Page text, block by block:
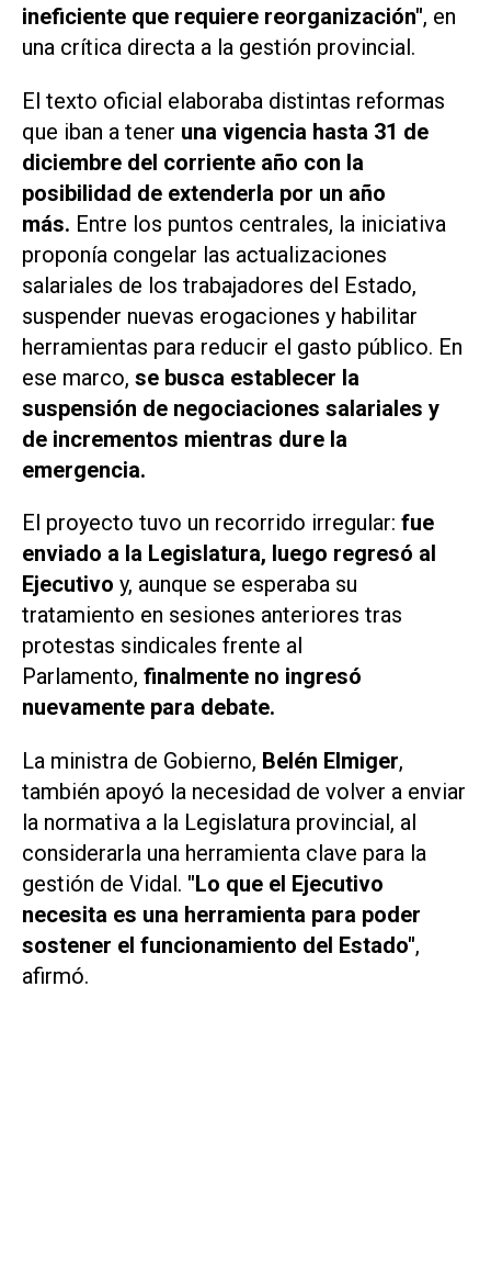
ineficiente que requiere reorganización", en
una crítica directa a la gestión provincial.
El texto oficial elaboraba distintas reformas
que iban a tener una vigencia hasta 31 de
diciembre del corriente año con la
posibilidad de extenderla por un año
más. Entre los puntos centrales, la iniciativa
proponía congelar las actualizaciones
salariales de los trabajadores del Estado,
suspender nuevas erogaciones y habilitar
herramientas para reducir el gasto público. En
ese marco, se busca establecer la
suspensión de negociaciones salariales y
de incrementos mientras dure la
emergencia.
El proyecto tuvo un recorrido irregular: fue
enviado a la Legislatura, luego regresó al
Ejecutivo y, aunque se esperaba su
tratamiento en sesiones anteriores tras
protestas sindicales frente al
Parlamento, finalmente no ingresó
nuevamente para debate.
La ministra de Gobierno, Belén Elmiger,
también apoyó la necesidad de volver a enviar
la normativa a la Legislatura provincial, al
considerarla una herramienta clave para la
gestión de Vidal. "Lo que el Ejecutivo
necesita es una herramienta para poder
sostener el funcionamiento del Estado",
afirmó.